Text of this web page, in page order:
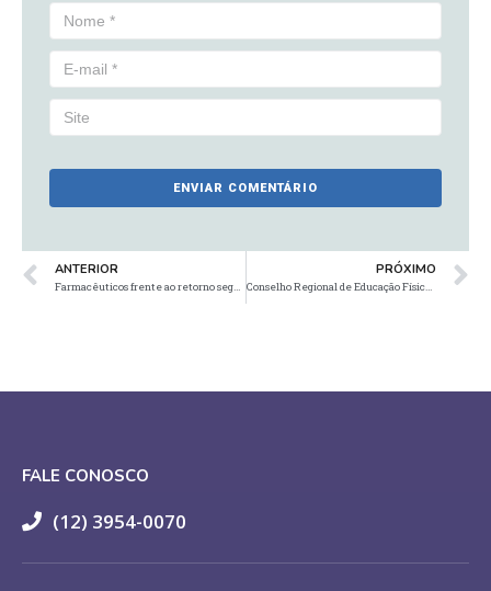
ANTERIOR
Farmacêuticos frente ao retorno seguro ao trabalho e a vida
PRÓXIMO
Conselho Regional de Educação Física protocola notícia-crime contra atriz Cláudia Raia
FALE CONOSCO
(12) 3954-0070